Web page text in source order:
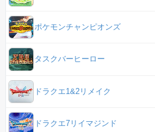
ポケモンチャンピオンズ
タスクバーヒーロー
ドラクエ1&2リメイク
ドラクエ7リイマジンド